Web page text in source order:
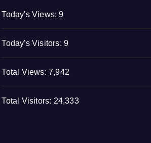
Today's Views:9
Today's Visitors: 9
Total Views: 7,942
Total Visitors: 24,333